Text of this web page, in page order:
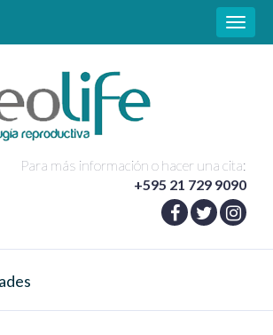
Toggle
Para más información o hacer una cita:
+595 21 729 9090